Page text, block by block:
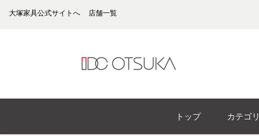
大塚家具公式サイトへ 店舗一覧
トップ カテゴリ